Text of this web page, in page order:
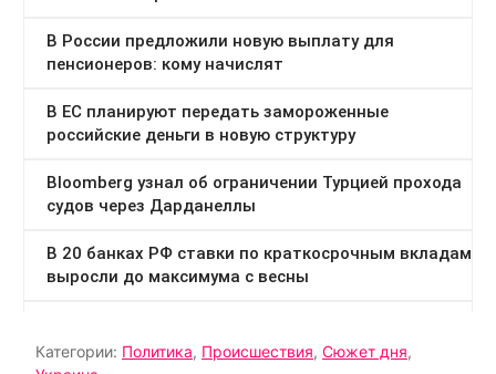
Категории: Политика, Происшествия, Сюжет дня,